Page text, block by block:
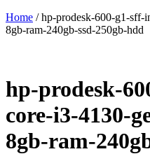
Home / hp-prodesk-600-g1-sff-
8gb-ram-240gb-ssd-250gb-hdd
hp-prodesk-
core-i3-4130-
8gb-ram-